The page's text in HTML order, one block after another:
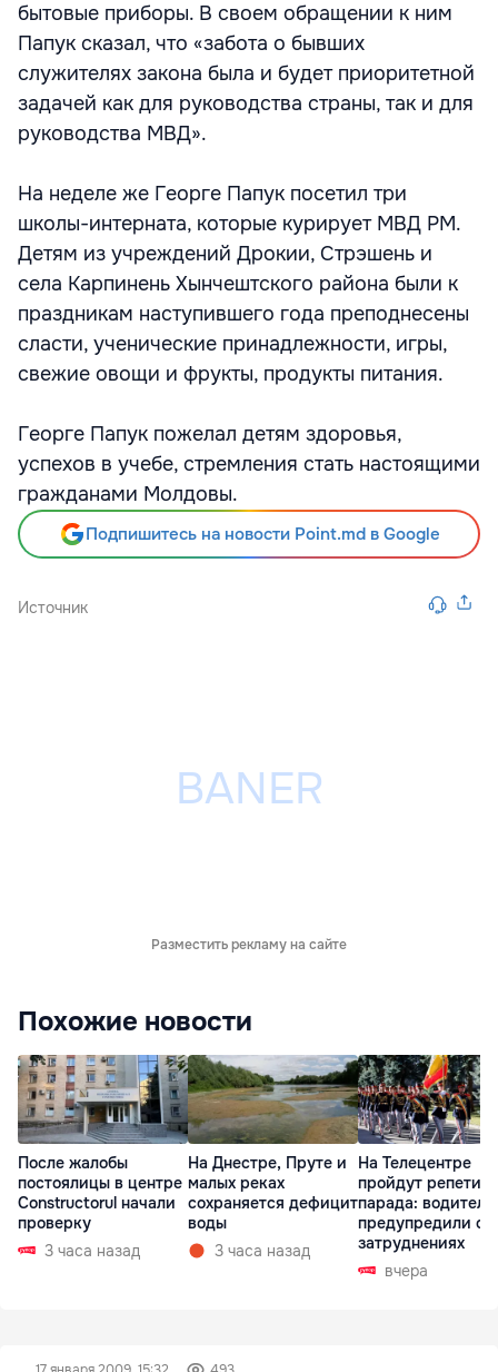
бытовые приборы. В своем обращении к ним
Папук сказал, что «забота о бывших
служителях закона была и будет приоритетной
задачей как для руководства страны, так и для
руководства МВД».
На неделе же Георге Папук посетил три
школы-интерната, которые курирует МВД РМ.
Детям из учреждений Дрокии, Стрэшень и
села Карпинень Хынчештского района были к
праздникам наступившего года преподнесены
сласти, ученические принадлежности, игры,
свежие овощи и фрукты, продукты питания.
Георге Папук пожелал детям здоровья,
успехов в учебе, стремления стать настоящими
гражданами Молдовы.
Подпишитесь на новости Point.md в Google
Источник
Разместить рекламу на сайте
Похожие новости
После жалобы
постоялицы в центре
Constructorul начали
проверку
3 часа назад
На Днестре, Пруте и
малых реках
сохраняется дефицит
воды
3 часа назад
На Телецентре
пройдут
парада:
предупредили о
затруднениях
вчера